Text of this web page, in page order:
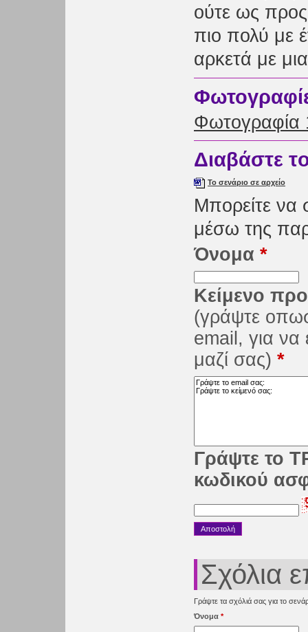
ούτε ως προς
πιο πολύ με
αρκετά με
Φωτογραφία
Διαβάστε
Το σενάριο σε αρχείο
Μπορείτε να
μέσω της
Όνομα *
Κείμενο
(γράψτε
email, για να
μαζί σας) *
Γράψτε το
κωδικού
Σχόλια
Γράψτε τα σχόλιά σας για το
Όνομα *